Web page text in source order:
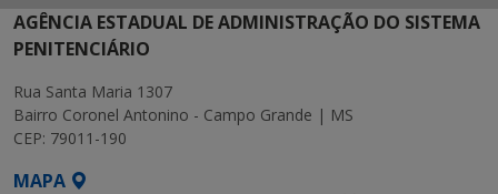
AGÊNCIA ESTADUAL DE ADMINISTRAÇÃO DO SISTEMA
PENITENCIÁRIO
Rua Santa Maria 1307
Bairro Coronel Antonino - Campo Grande | MS
CEP: 79011-190
MAPA